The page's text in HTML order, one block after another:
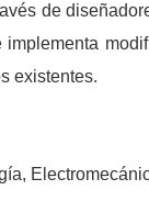
de
existentes.